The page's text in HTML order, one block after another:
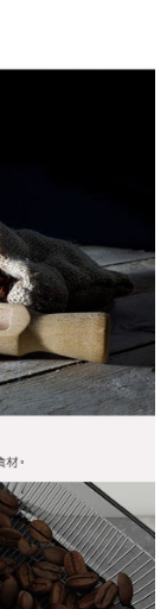
AFTEE先享後付」
需透過AFTEE先享
示為準，若有關於
「AFTEE先享後付
home
後付」服務完成之交
關給付款項請求債
同意方可使用
本公司不負相關責
狀況，依本公司即
本公司將視審查結果
現惡意使用之情形，
採取法律行動。